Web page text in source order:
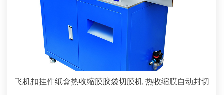
飞机扣挂件纸盒热收缩膜胶袋切膜机 热收缩膜自动封切